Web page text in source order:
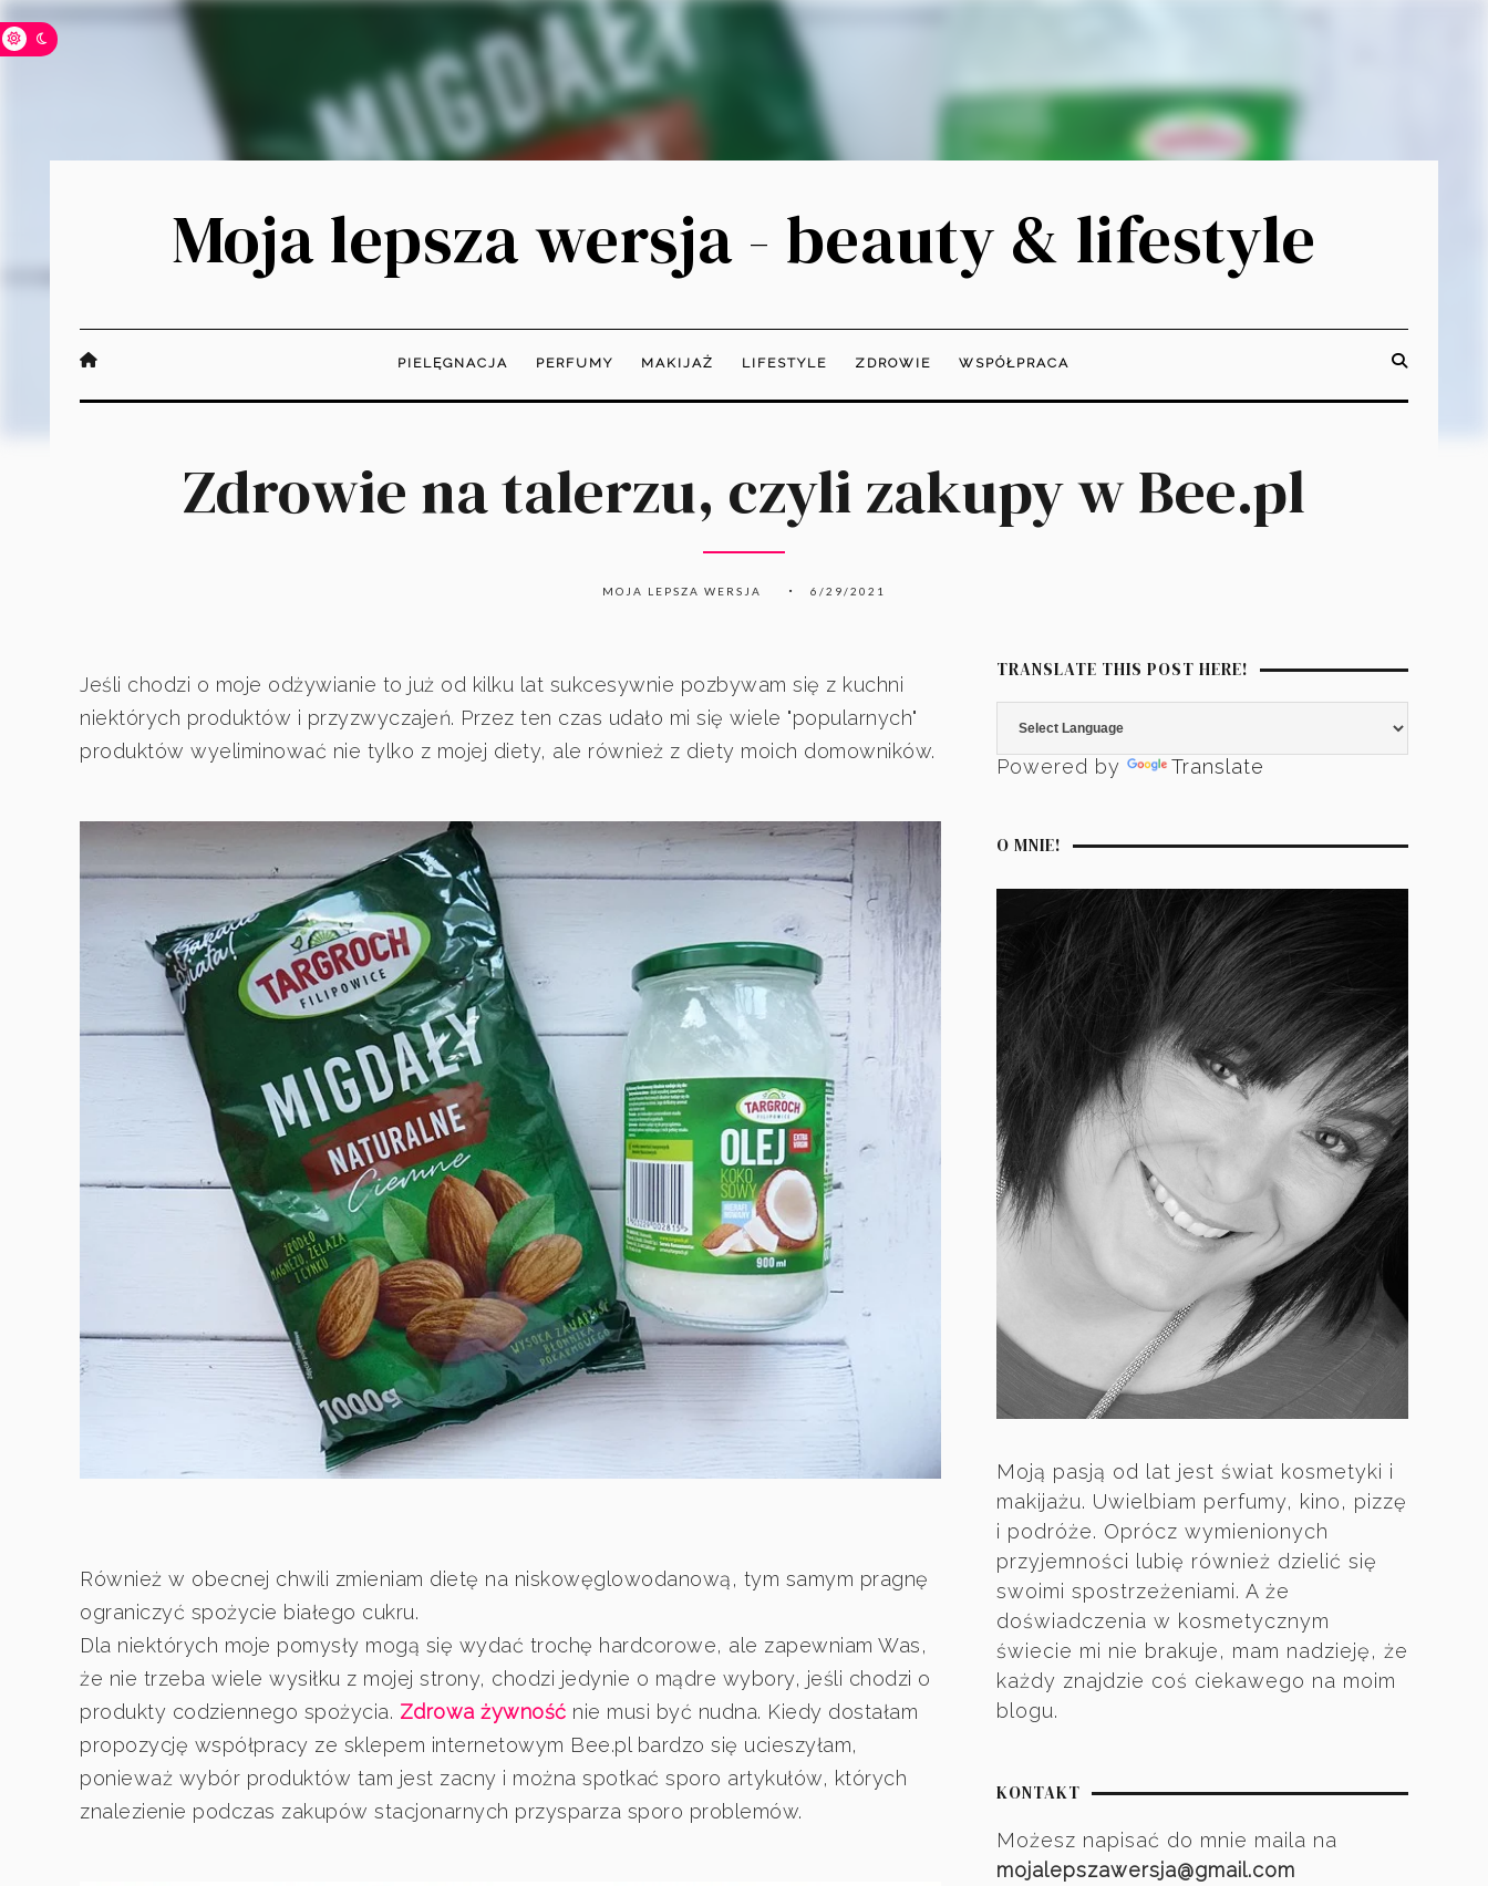
Moja lepsza wersja - beauty & lifestyle
PIELĘGNACJA PERFUMY MAKIJAŻ LIFESTYLE ZDROWIE WSPÓŁPRACA
Zdrowie na talerzu, czyli zakupy w Bee.pl
MOJA LEPSZA WERSJA 6/29/2021
Jeśli chodzi o moje odżywianie to już od kilku lat sukcesywnie pozbywam się z kuchni
niektórych produktów i przyzwyczajeń. Przez ten czas udało mi się wiele "popularnych"
produktów wyeliminować nie tylko z mojej diety, ale również z diety moich domowników.
Również w obecnej chwili zmieniam dietę na niskowęglowodanową, tym samym pragnę
ograniczyć spożycie białego cukru.
Dla niektórych moje pomysły mogą się wydać trochę hardcorowe, ale zapewniam Was,
że nie trzeba wiele wysiłku z mojej strony, chodzi jedynie o mądre wybory, jeśli chodzi o
produkty codziennego spożycia. Zdrowa żywność nie musi być nudna. Kiedy dostałam
propozycję współpracy ze sklepem internetowym Bee.pl bardzo się ucieszyłam,
ponieważ wybór produktów tam jest zacny i można spotkać sporo artykułów, których
znalezienie podczas zakupów stacjonarnych przysparza sporo problemów.
TRANSLATE THIS POST HERE!
Powered by Translate
O MNIE!
Moją pasją od lat jest świat kosmetyki i
makijażu. Uwielbiam perfumy, kino, pizzę
i podróże. Oprócz wymienionych
przyjemności lubię również dzielić się
swoimi spostrzeżeniami. A że
doświadczenia w kosmetycznym
świecie mi nie brakuje, mam nadzieję, że
każdy znajdzie coś ciekawego na moim
blogu.
KONTAKT
Możesz napisać do mnie maila na
mojalepszawersja@gmail.com